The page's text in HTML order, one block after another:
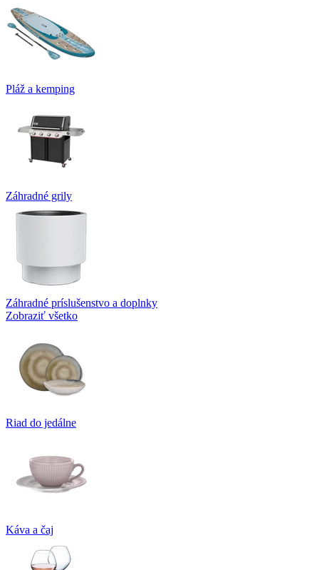
Pláž a kemping
Záhradné grily
Záhradné príslušenstvo a doplnky
Zobraziť všetko
Riad do jedálne
Káva a čaj